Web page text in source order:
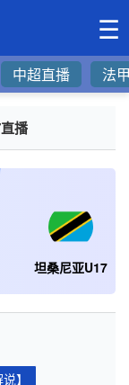
☰
中超直播 法
播
坦桑尼亚U17
】